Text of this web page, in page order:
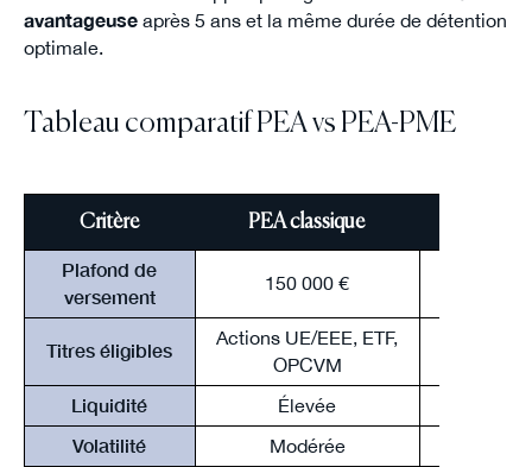
avantageuseaprès 5 ans et la même durée de détention
optimale.
Tableau comparatif PEA vs PEA-PME
Critère PEA classique
Plafond de
versement
150 000 €
Titres éligibles
Actions UE/EEE, ETF,
OPCVM
Liquidité
Élevée
Volatilité
Modérée